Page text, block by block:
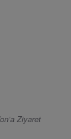
Ziyaret